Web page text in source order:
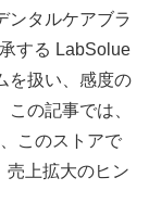
ンタルケアブラ
する LabSolue
を扱い、感度の
の記事では、
このストアで
売上拡大のヒン